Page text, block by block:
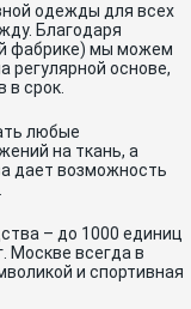
одежды для всех
Благодаря
фабрике) мы можем
регулярной основе,
в срок.
любые
на ткань, а
дает возможность
– до 1000 единиц
Москве всегда в
и спортивная